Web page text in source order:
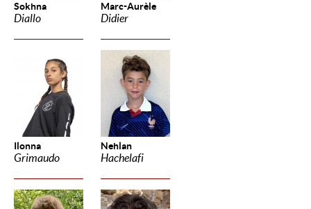
Sokhna
Diallo
Marc-Aurèle
Didier
Ilonna
Grimaudo
Nehlan
Hachelafi